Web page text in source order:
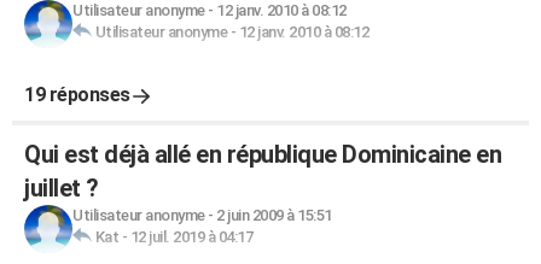
Utilisateur anonyme- 12 janv. 2010 à 08:12
Utilisateur anonyme- 12 janv. 2010 à 08:12
19 réponses
Qui est déjà allé en république Dominicaine en
juillet ?
Utilisateur anonyme- 2 juin 2009 à 15:51
Kat - 12 juil. 2019 à 04:17